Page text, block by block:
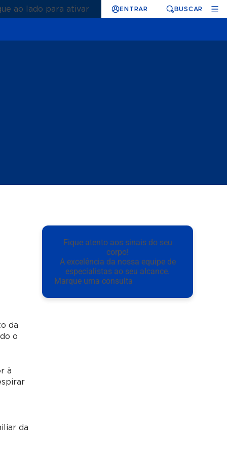
ao lado para ativar ENTRAR BUSCAR
da
o
à
da
Fique atento aos sinais do seu
corpo!
A excelência da nossa equipe de
especialistas ao seu alcance.
Marque uma consulta